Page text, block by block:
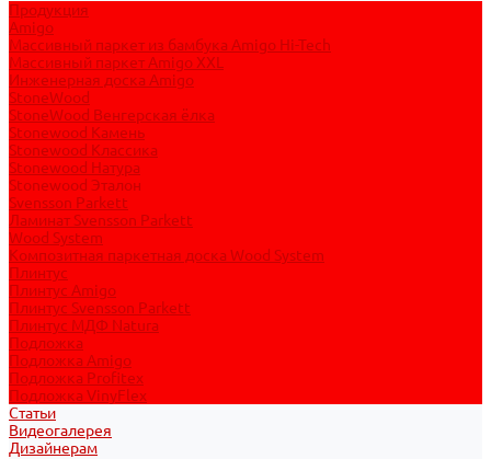
Продукция
Amigo
Массивный паркет из бамбука Amigo Hi-Tech
Массивный паркет Amigo XXL
Инженерная доска Amigo
StoneWood
StoneWood Венгерская ёлка
Stonewood Камень
Stonewood Классика
Stonewood Натура
Stonewood Эталон
Svensson Parkett
Ламинат Svensson Parkett
Wood System
Композитная паркетная доска Wood System
Плинтус
Плинтус Amigo
Плинтус Svensson Parkett
Плинтус МДФ Natura
Подложка
Подложка Amigo
Подложка Profitex
Подложка VinyFlex
Статьи
Видеогалерея
Дизайнерам